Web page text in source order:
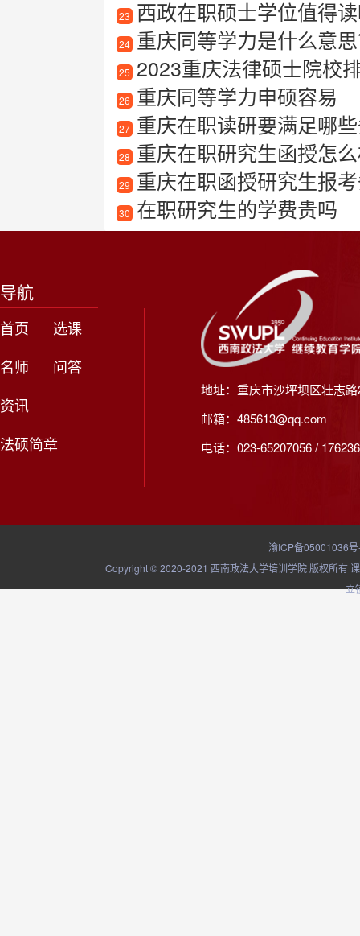
23 西政在职硕士学位值得读吗
24 重庆同等学力是什么意
25 2023重庆法律硕士院校
26 重庆同等学力申硕容易
27 重庆在职读研要满足哪
28 重庆在职研究生函授怎么
29 重庆在职函授研究生报
30 在职研究生的学费贵吗
导航
首页
选课
名师
问答
资讯
法硕简章
地址：重庆市沙坪坝区壮志
邮箱：485613@qq.com
电话：023-65207056 /
渝ICP备05001036
Copyright © 2020-2021 西南政法大学培训学院 版权所有
立